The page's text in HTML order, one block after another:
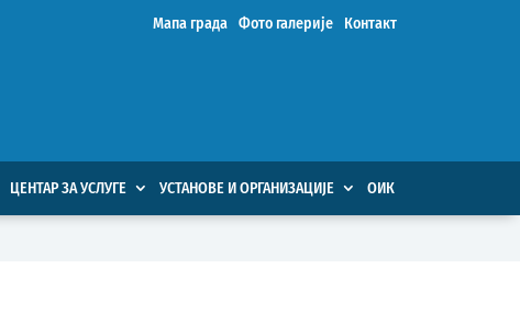
Мапа града Фото галерије Контакт
ЦЕНТАР ЗА УСЛУГЕ УСТАНОВЕ И ОРГАНИЗАЦИЈЕ ОИК